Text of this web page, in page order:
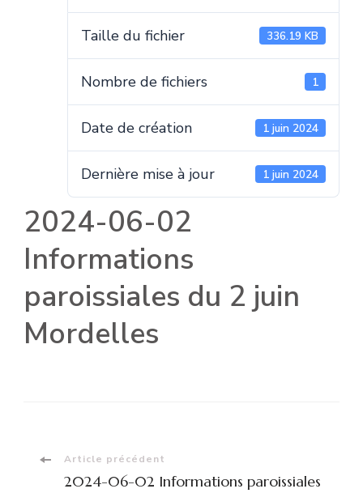
Taille du fichier 336.19 KB
Nombre de fichiers 1
Date de création 1 juin 2024
Dernière mise à jour 1 juin 2024
2024-06-02
Informations
paroissiales du 2 juin
Mordelles
Navigation
Article précédent
2024-06-02 Informations paroissiales